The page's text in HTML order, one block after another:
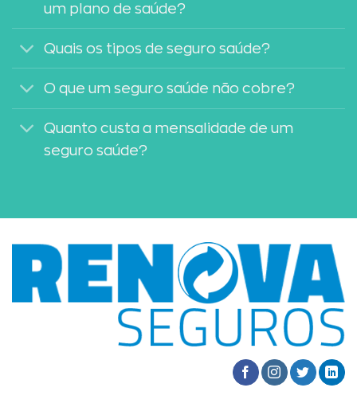
um plano de saúde?
Quais os tipos de seguro saúde?
O que um seguro saúde não cobre?
Quanto custa a mensalidade de um
seguro saúde?